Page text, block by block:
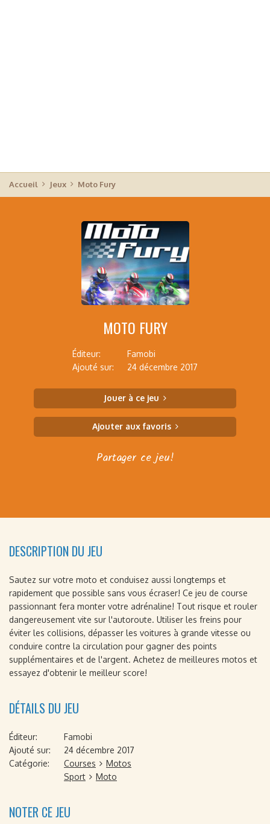
Accueil Jeux Moto Fury
MOTO FURY
Éditeur:
Famobi
Ajouté sur:
24 décembre 2017
Jouer à ce jeu
Ajouter aux favoris
Partager ce jeu!
DESCRIPTION DU JEU
Sautez sur votre moto et conduisez aussi longtemps et
rapidement que possible sans vous écraser! Ce jeu de course
passionnant fera monter votre adrénaline! Tout risque et rouler
dangereusement vite sur l'autoroute. Utiliser les freins pour
éviter les collisions, dépasser les voitures à grande vitesse ou
conduire contre la circulation pour gagner des points
supplémentaires et de l'argent. Achetez de meilleures motos et
essayez d'obtenir le meilleur score!
DÉTAILS DU JEU
Éditeur:
Famobi
Ajouté sur:
24 décembre 2017
Catégorie:
Courses
Motos
Sport
Moto
NOTER CE JEU